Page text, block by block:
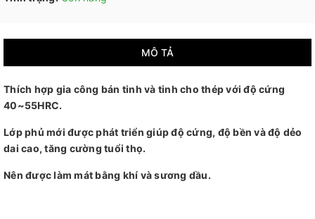
MÔ TẢ
Thích hợp gia công bán tinh và tinh cho thép với độ cứng
40~55HRC.
Lớp phủ mới được phát triển giúp độ cứng, độ bền và độ dẻo
dai cao, tăng cường tuổi thọ.
Nên được làm mát bằng khí và sương dầu.